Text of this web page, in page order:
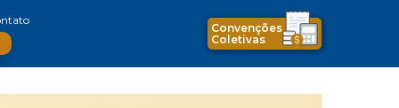
Convenções
Coletivas